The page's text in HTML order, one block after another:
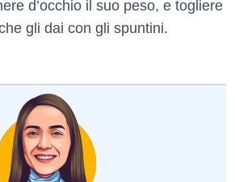
d’occhio il suo peso, e togliere
gli dai con gli spuntini.